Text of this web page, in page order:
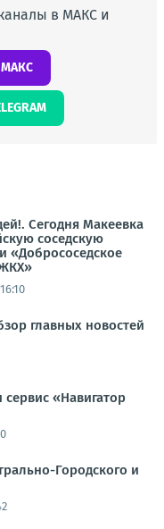
в МАКС и
Сегодня Макеевка
соседскую
«Добрососедское
главных новостей
«Навигатор
Городского и